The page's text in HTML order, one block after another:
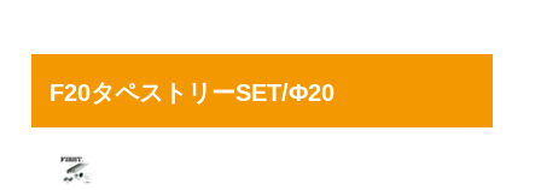
F20タペストリーSET/Φ20